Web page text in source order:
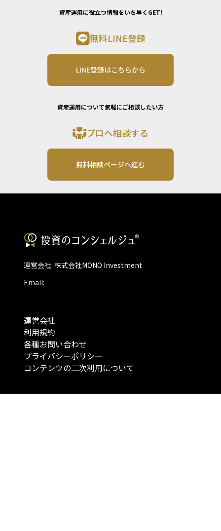
資産運用に役立つ情報をいち早くGET!
無料LINE登録
LINE登録はこちらから
資産運用について気軽にご相談したい方
プロへ相談する
無料相談ページへ進む
運営会社: 株式会社MONO Investment
Email:
運営会社
利用規約
各種お問い合わせ
プライバシーポリシー
コンテンツの二次利用について